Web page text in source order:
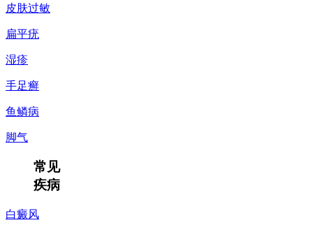
皮肤过敏
扁平疣
湿疹
手足癣
鱼鳞病
脚气
常见
疾病
白癜风